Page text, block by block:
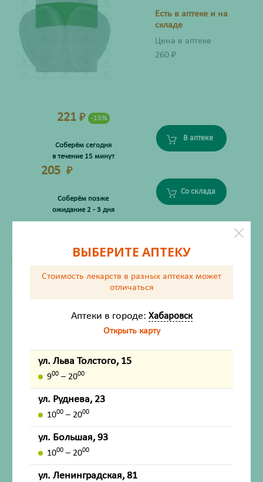
Есть в аптеке и на
складе
Цена в аптеке
260 ₽
221 ₽ -15%
Соберём сегодня
в течение 15 минут
В аптеке
205 ₽
Соберём позже
ожидание 2 - 3 дня
Со склада
ХАРАКТЕРИСТИКИ
Производитель
Стройтех ООО
Жизненно важный
Инструкция по применению
Показания
Особенности
Внешний вид товара, упаковки, может отличаться от
ВЫБЕРИТЕ АПТЕКУ
Стоимость лекарств в разных аптеках может
отличаться
Аптеки в городе: Хабаровск
Открыть карту
ул. Льва Толстого, 15
900 – 2000
ул. Руднева, 23
1000 – 2000
ул. Большая, 93
1000 – 2000
ул. Ленинградская, 81